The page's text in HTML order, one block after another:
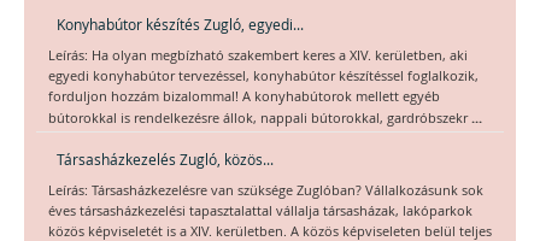
Konyhabútor készítés Zugló, egyedi...
Leírás: Ha olyan megbízható szakembert keres a XIV. kerületben, aki
egyedi konyhabútor tervezéssel, konyhabútor készítéssel foglalkozik,
forduljon hozzám bizalommal! A konyhabútorok mellett egyéb
bútorokkal is rendelkezésre állok, nappali bútorokkal, gardróbszekr ...
Társasházkezelés Zugló, közös...
Leírás: Társasházkezelésre van szüksége Zuglóban? Vállalkozásunk sok
éves társasházkezelési tapasztalattal vállalja társasházak, lakóparkok
közös képviseletét is a XIV. kerületben. A közös képviseleten belül teljes